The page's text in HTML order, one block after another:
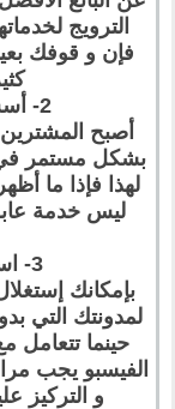
الترويج
فإن و قوفك
2- أسس عمل دائم و ليس مؤقت
أصبح
بشكل مستمر
لهذا فإذا ما
ليس خدمة
3- استخدام الشبكات الإجتماعية
بإمكانك
لمدونتك التي
حينما تتعامل
الفيسبو يجب
و التركيز